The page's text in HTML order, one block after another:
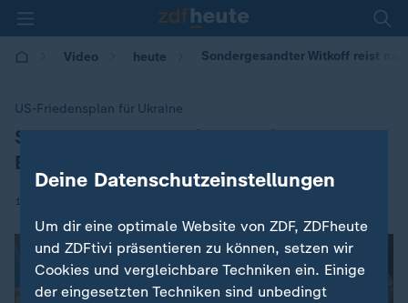
Video heute Sondergesandter Witkoff reist
US-Friedensplan für Ukraine
:
Sondergesandter Witkoff reist nach
Berlin
13.12.2025 | 13:37
Deine Datenschutzeinstellungen
Um dir eine optimale Website von ZDF, ZDFheute
und ZDFtivi präsentieren zu können, setzen wir
Cookies und vergleichbare Techniken ein. Einige
der eingesetzten Techniken sind unbedingt